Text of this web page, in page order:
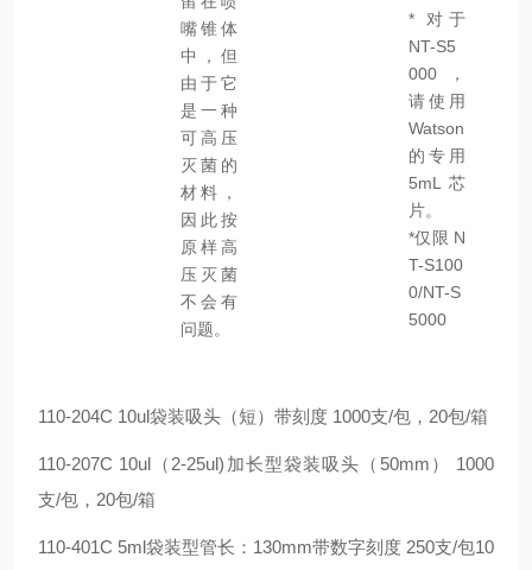
嘴锥体
中，但
由于它
是一种
可高压
灭菌的
材料，
因此按
原样高
压灭菌
不会有
问题。
* 对于
NT-S5
000，
请使用
Watson
的专用
5mL 芯
片。
*仅限 N
T-S100
0/NT-S
5000
110-204C 10ul袋装吸头（短）带刻度 1000支/包，20包/箱
110-207C 10ul（2-25ul)加长型袋装吸头（50mm） 1000
支/包，20包/箱
110-401C 5ml袋装型管长：130mm带数字刻度 250支/包10